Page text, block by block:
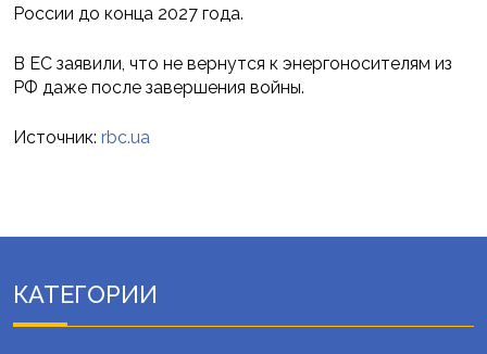
России до конца 2027 года.
В ЕС заявили, что не вернутся к энергоносителям из
РФ даже после завершения войны.
Источник: rbc.ua
КАТЕГОРИИ